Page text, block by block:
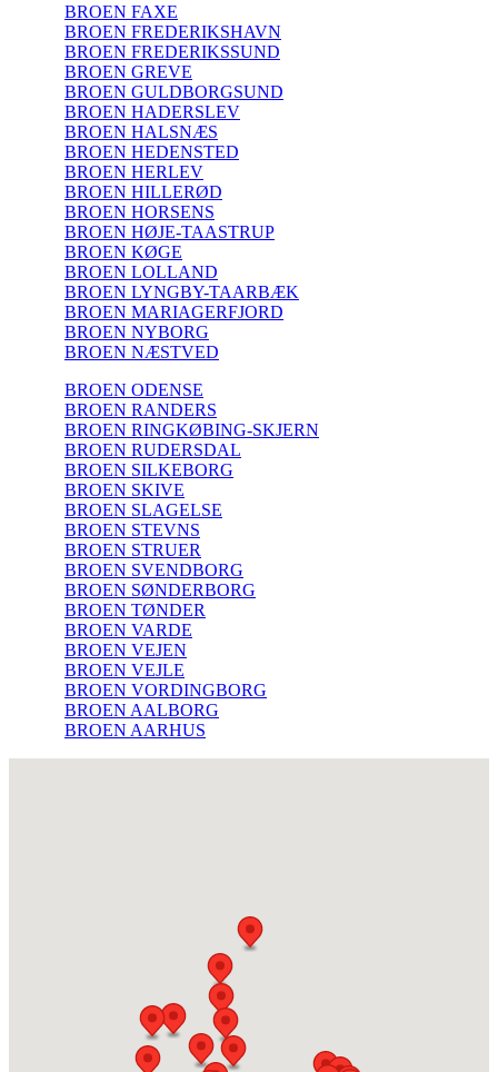
BROEN FAXE
BROEN FREDERIKSHAVN
BROEN FREDERIKSSUND
BROEN GREVE
BROEN GULDBORGSUND
BROEN HADERSLEV
BROEN HALSNÆS
BROEN HEDENSTED
BROEN HERLEV
BROEN HILLERØD
BROEN HORSENS
BROEN HØJE-TAASTRUP
BROEN KØGE
BROEN LOLLAND
BROEN LYNGBY-TAARBÆK
BROEN MARIAGERFJORD
BROEN NYBORG
BROEN NÆSTVED
BROEN ODENSE
BROEN RANDERS
BROEN RINGKØBING-SKJERN
BROEN RUDERSDAL
BROEN SILKEBORG
BROEN SKIVE
BROEN SLAGELSE
BROEN STEVNS
BROEN STRUER
BROEN SVENDBORG
BROEN SØNDERBORG
BROEN TØNDER
BROEN VARDE
BROEN VEJEN
BROEN VEJLE
BROEN VORDINGBORG
BROEN AALBORG
BROEN AARHUS